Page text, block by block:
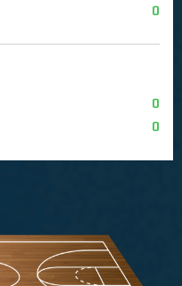
0
0
0